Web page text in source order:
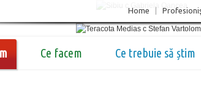
Home
Ce facem Ce trebuie să știm